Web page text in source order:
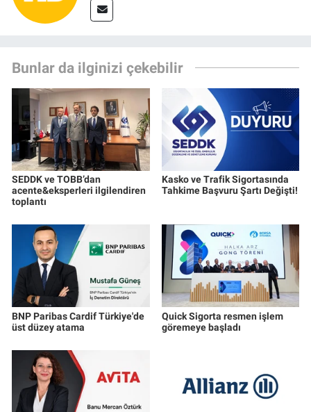
Bunlar da ilginizi çekebilir
SEDDK ve TOBB’dan
acente&eksperleri ilgilendiren
toplantı
Kasko ve Trafik Sigortasında
Tahkime Başvuru Şartı Değişti!
BNP Paribas Cardif Türkiye'de
üst düzey atama
Quick Sigorta resmen işlem
göremeye başladı